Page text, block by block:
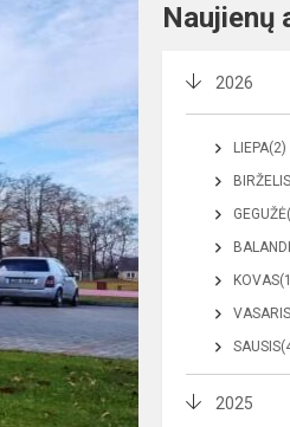
Naujienų
2026
LIEPA(2)
2025